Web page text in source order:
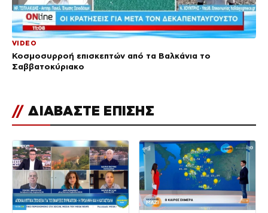
VIDEO
Κοσμοσυρροή επισκεπτών από τα Βαλκάνια το
Σαββατοκύριακο
// ΔΙΑΒΑΣΤΕ ΕΠΙΣΗΣ